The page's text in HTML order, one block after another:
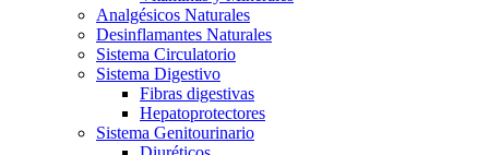
Analgésicos Naturales
Desinflamantes Naturales
Sistema Circulatorio
Sistema Digestivo
Fibras digestivas
Hepatoprotectores
Sistema Genitourinario